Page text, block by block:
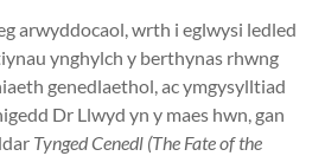
arwyddocaol, wrth i eglwysi ledled
ynghylch y berthynas rhwng
genedlaethol, ac ymgysylltiad
Dr Llwyd yn y maes hwn, gan
Tynged Cenedl (The Fate of the